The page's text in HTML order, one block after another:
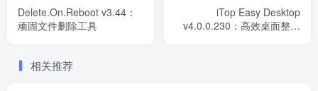
Delete.On.Reboot v3.44：
顽固文件删除工具
iTop Easy Desktop
v4.0.0.230：高效桌面整理
相关推荐